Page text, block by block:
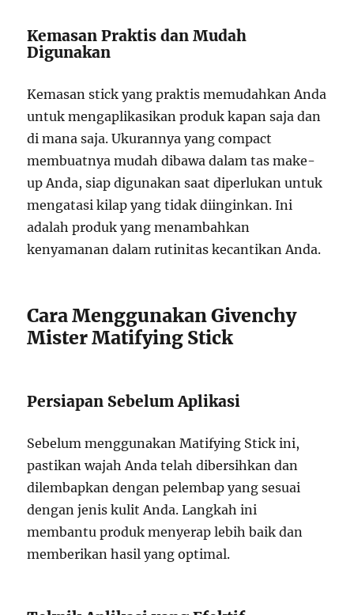
Kemasan Praktis dan Mudah
Digunakan
Kemasan stick yang praktis memudahkan Anda
untuk mengaplikasikan produk kapan saja dan
di mana saja. Ukurannya yang compact
membuatnya mudah dibawa dalam tas make-
up Anda, siap digunakan saat diperlukan untuk
mengatasi kilap yang tidak diinginkan. Ini
adalah produk yang menambahkan
kenyamanan dalam rutinitas kecantikan Anda.
Cara Menggunakan Givenchy
Mister Matifying Stick
Persiapan Sebelum Aplikasi
Sebelum menggunakan Matifying Stick ini,
pastikan wajah Anda telah dibersihkan dan
dilembapkan dengan pelembap yang sesuai
dengan jenis kulit Anda. Langkah ini
membantu produk menyerap lebih baik dan
memberikan hasil yang optimal.